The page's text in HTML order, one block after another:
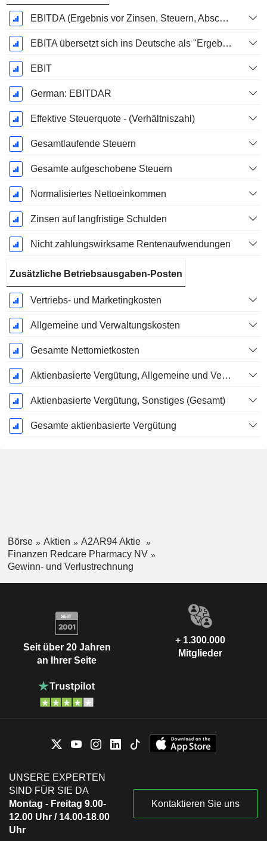
EBITDA (Ergebnis vor Zinsen, Steuern, Abschreibungen auf immaterielle Vermögenswerte und Sachanlagen)
EBITA übersetzt sich ins Deutsche als "Ergebnis vor Zinsen, Steuern und Abschreibungen".
EBIT
German: EBITDAR
Effektive Steuerquote - (Verhältniszahl)
Gesamtlaufende Steuern
Gesamte aufgeschobene Steuern
Normalisiertes Nettoeinkommen
Zinsen auf langfristige Schulden
Nicht zahlungswirksame Rentenaufwendungen
Zusätzliche Betriebsausgaben-Posten
Vertriebs- und Marketingkosten
Allgemeine und Verwaltungskosten
Gesamte Nettomietkosten
Aktienbasierte Vergütung, Allgemeine und Verwaltungskosten (Gesamt)
Aktienbasierte Vergütung, Sonstiges (Gesamt)
Gesamte aktienbasierte Vergütung
Börse Aktien
A2AR94 Aktie
Finanzen Redcare Pharmacy NV
Gewinn- und Verlustrechnung
Seit über 20 Jahren
an Ihrer Seite
+ 1.300.000
Mitglieder
UNSERE EXPERTEN
SIND FÜR SIE DA
Montag - Freitag 9.00-
12.00 Uhr / 14.00-18.00
Uhr
Kontaktieren Sie uns